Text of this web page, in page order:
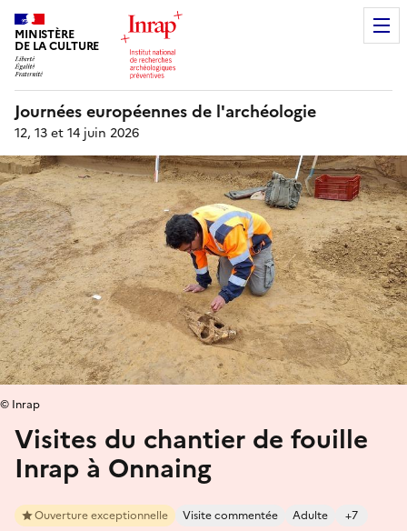
MINISTÈRE
DE LA CULTURE
Journées européennes de l'archéologie
12, 13 et 14 juin 2026
Visites du chantier de fouille
Inrap à Onnaing
Ouverture exceptionnelle Visite commentée Adulte +7
© Inrap